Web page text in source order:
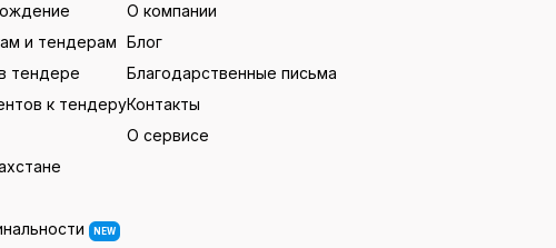
и тендерам
тендере
к тендеру
NEW
О компании
Блог
Благодарственные письма
Контакты
О сервисе